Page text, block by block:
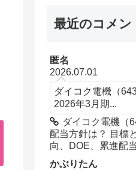
最近のコメン
匿名
2026.07.01
ダイコク電機（
2026年3月期...
ダイコク電機（
配当方針は？ 目標
向、DOE、累進配
かぶりたん